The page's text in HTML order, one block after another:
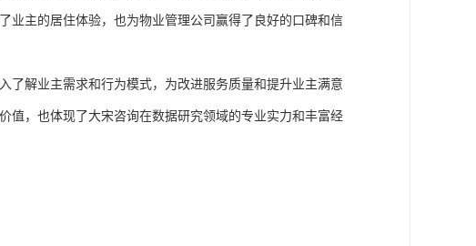
业主的居住体验，也为物业管理公司赢得了良好的口碑和信
了解业主需求和行为模式，为改进服务质量和提升业主满意
值，也体现了大宋咨询在数据研究领域的专业实力和丰富经